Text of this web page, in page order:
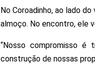
No Coroadinho, ao lado
almoço. No encontro, ele
“Nosso compromisso é
construção de nossas